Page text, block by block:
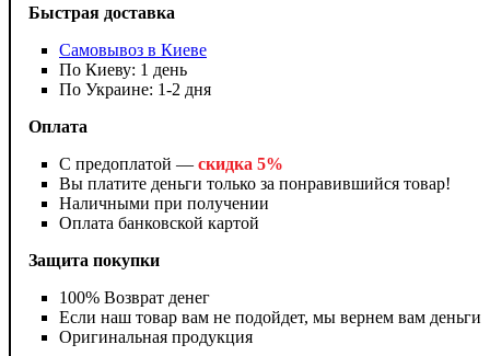
Быстрая доставка
Самовывоз в Киеве
По Киеву: 1 день
По Украине: 1-2 дня
Оплата
С предоплатой — скидка 5%
Вы платите деньги только за понравившийся товар!
Наличными при получении
Оплата банковской картой
Защита покупки
100% Возврат денег
Если наш товар вам не подойдет, мы вернем вам деньги
Оригинальная продукция